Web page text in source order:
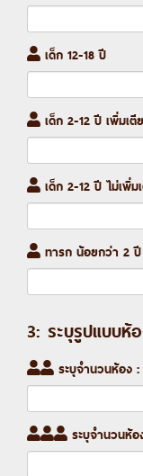
เด็ก 12-18 ปี
เด็ก 2-12 ปี เพิ่มเตี
เด็ก 2-12 ปี ไม่เพิ่ม
ทารก น้อยกว่า 2 ปี
3: ระบุรูปแบบห้
ระบุจำนวนห้อง
ระบุจำนวนห้